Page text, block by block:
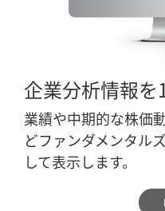
企業分析情報
業績や中期的な株価
どファンダメンタル
して表示します。